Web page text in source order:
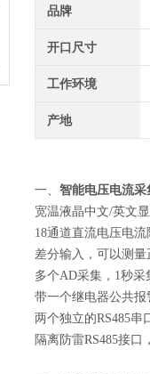
品牌
开口尺寸
工作环境
产地
一、 智能电压电流采
宽温液晶中文/英文
18通道直流电压电
差分输入，可以测
多个AD采集，1秒
带一个继电器公共报
两个独立的RS485
隔离防雷RS485接口